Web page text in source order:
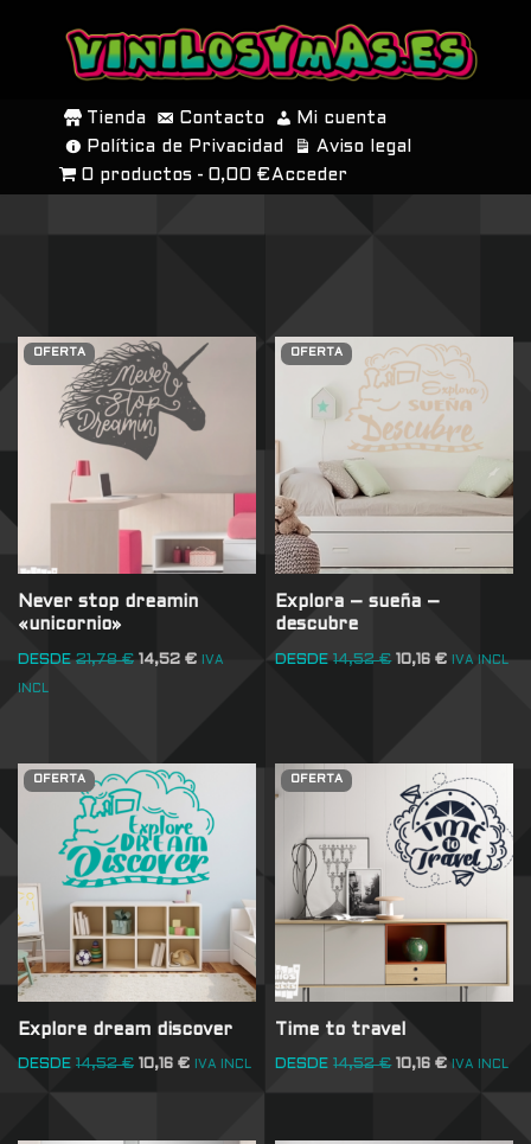
SALTAR
CONTENIDO
Tienda Contacto
Mi cuenta
Política de Privacidad
Aviso legal
0 productos
0,00 € Acceder
OFERTA
Never stop dreamin
«unicornio»
DESDE 21,78€ 14,52 € IVA
INCL
OFERTA
Explora – sueña –
descubre
DESDE 14,52€ 10,16€ IVA INCL
OFERTA
Explore dream discover
DESDE 14,52€ 10,16 € IVA INCL
OFERTA
Time to travel
DESDE 14,52€ 10,16€ IVA INCL